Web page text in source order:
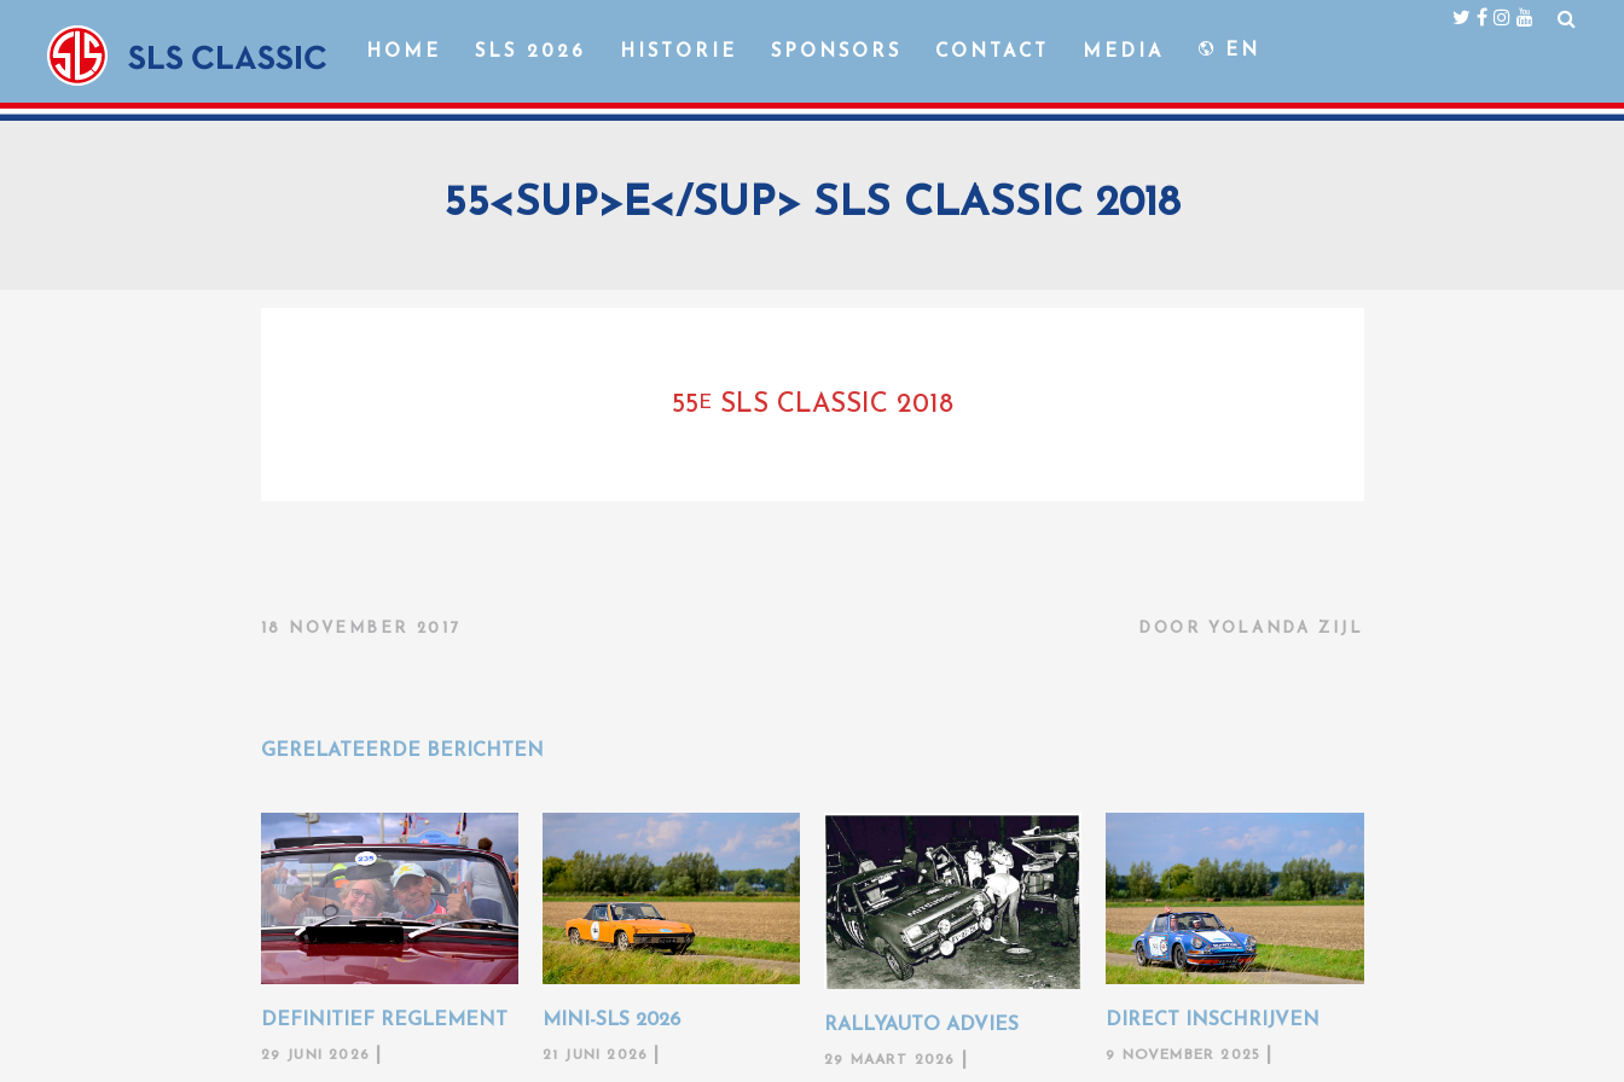
HOME SLS 2026 HISTORIE SPONSORS CONTACT MEDIA EN
55<SUP>E</SUP> SLS CLASSIC 2018
55 E SLS CLASSIC 2018
18 NOVEMBER 2017 DOOR YOLANDA ZIJL
GERELATEERDE BERICHTEN
DEFINITIEF REGLEMENT
29 JUNI 2026
MINI-SLS 2026
21 JUNI 2026
RALLYAUTO ADVIES
29 MAART 2026
DIRECT INSCHRIJVEN
9 NOVEMBER 2025